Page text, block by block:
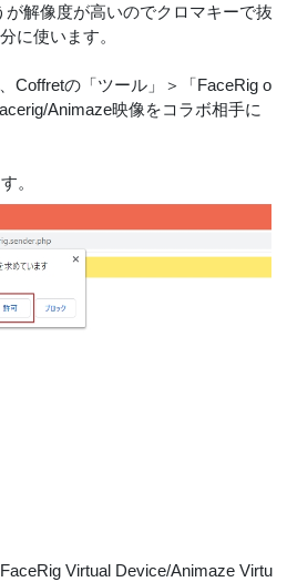
解像度が高いのでクロマキーで抜
に使います。
Coffretの「ツール」＞「FaceRig o
Animaze映像をコラボ相手に
。
Virtual Device/Animaze Virtu